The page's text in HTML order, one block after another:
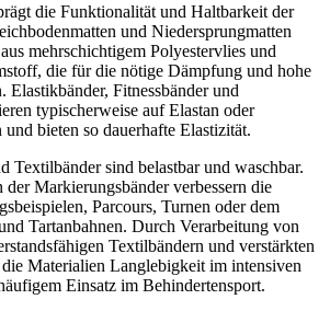
die Funktionalität und Haltbarkeit der
und Niedersprungmatten
mehrschichtigem Polyestervlies und
die für die nötige Dämpfung und hohe
Elastikbänder, Fitnessbänder und
typischerweise auf Elastan oder
bieten so dauerhafte Elastizität.
Textilbänder sind belastbar und waschbar.
Markierungsbänder verbessern die
Parcours, Turnen oder dem
Tartanbahnen. Durch Verarbeitung von
Textilbändern und verstärkten
Materialien Langlebigkeit im intensiven
Einsatz im Behindertensport.